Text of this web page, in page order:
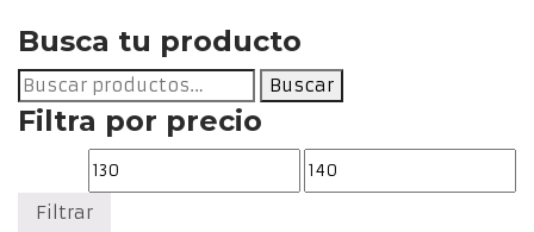
Busca tu producto
Buscar
por:
Buscar
Filtra por precio
Precio
Precio
Filtrar